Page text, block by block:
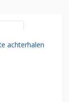
achterhalen